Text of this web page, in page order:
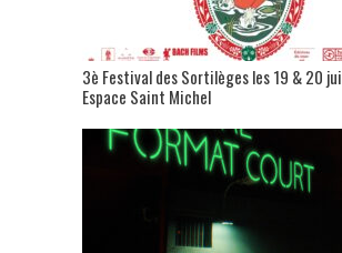
3è Festival des Sortilèges les 19 & 20
Espace Saint Michel